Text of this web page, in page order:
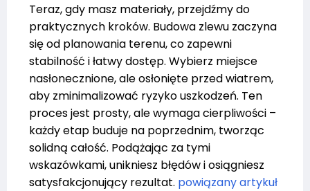
Teraz, gdy masz materiały, przejdźmy do
praktycznych kroków. Budowa zlewu zaczyna
się od planowania terenu, co zapewni
stabilność i łatwy dostęp. Wybierz miejsce
nasłonecznione, ale osłonięte przed wiatrem,
aby zminimalizować ryzyko uszkodzeń. Ten
proces jest prosty, ale wymaga cierpliwości –
każdy etap buduje na poprzednim, tworząc
solidną całość. Podążając za tymi
wskazówkami, unikniesz błędów i osiągniesz
satysfakcjonujący rezultat. powiązany artykuł